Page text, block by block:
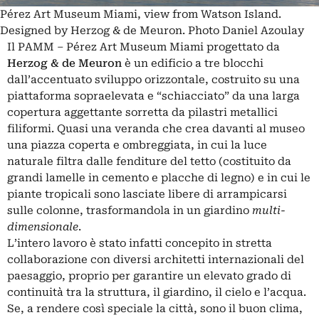
Pérez Art Museum Miami, view from Watson Island.
Designed by Herzog & de Meuron. Photo Daniel Azoulay
Il PAMM – Pérez Art Museum Miami progettato da
Herzog & de Meuron è un edificio a tre blocchi
dall’accentuato sviluppo orizzontale, costruito su una
piattaforma sopraelevata e “schiacciato” da una larga
copertura aggettante sorretta da pilastri metallici
filiformi. Quasi una veranda che crea davanti al museo
una piazza coperta e ombreggiata, in cui la luce
naturale filtra dalle fenditure del tetto (costituito da
grandi lamelle in cemento e placche di legno) e in cui le
piante tropicali sono lasciate libere di arrampicarsi
sulle colonne, trasformandola in un giardino multi-
dimensionale.
L’intero lavoro è stato infatti concepito in stretta
collaborazione con diversi architetti internazionali del
paesaggio, proprio per garantire un elevato grado di
continuità tra la struttura, il giardino, il cielo e l’acqua.
Se, a rendere così speciale la città, sono il buon clima,